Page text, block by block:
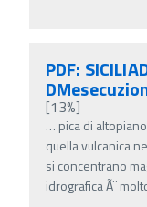
PDF:
[13%]
… pica di
quella vulcanica
si concentrano
idrografica Ã¨